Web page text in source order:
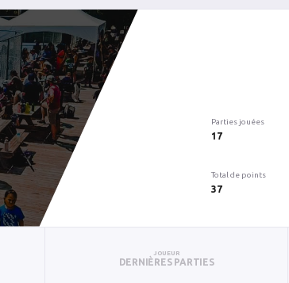
Parties jouées
17
Total de points
37
JOUEUR
DERNIÈRES PARTIES